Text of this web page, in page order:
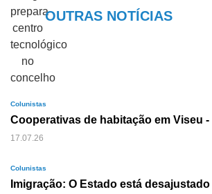
OUTRAS NOTÍCIAS
Colunistas
Cooperativas de habitação em Viseu
17.07.26
Colunistas
Imigração: O Estado está desajustado